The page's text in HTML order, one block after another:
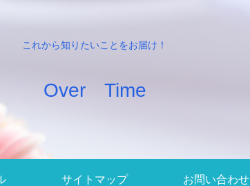
これから知りたいことをお届け！
Over Time
サイトマップ お問い合わせ